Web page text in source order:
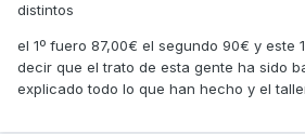
distintos
el 1º fuero 87,00€ el segundo 90€ y este
decir que el trato de esta gente ha sido
explicado todo lo que han hecho y el